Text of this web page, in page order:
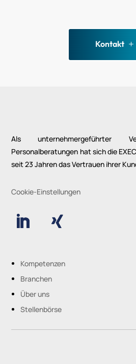
Kontakt
Als unternehmergeführter
Personalberatungen hat sich die
seit 23 Jahren das Vertrauen ihrer
Cookie-Einstellungen
Kompetenzen
Branchen
Über uns
Stellenbörse